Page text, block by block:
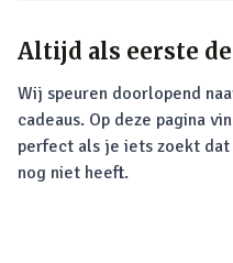
Altijd als eerste
Wij speuren doorlopend
cadeaus. Op deze pagina
perfect als je iets zoekt
nog niet heeft.